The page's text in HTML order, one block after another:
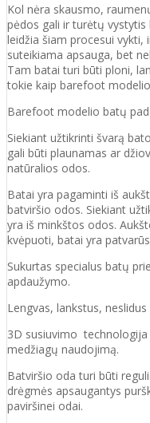
Kol nėra skausmo,
pėdos gali ir turėtų
leidžia šiam procesui
suteikiama apsauga, bet
Tam batai turi būti ploni,
tokie kaip barefoot
Barefoot modelio batų
Siekiant užtikrinti švarą
gali būti plaunamas ar
natūralios odos.
Batai yra pagaminti iš
batviršio odos. Siekiant
yra iš minkštos odos.
kvėpuoti, batai yra
Sukurtas specialus batų
apdaužymo.
Lengvas, lankstus,
3D susiuvimo
medžiagų naudojimą.
Batviršio oda turi būti
drėgmės apsaugantys
paviršinei odai.